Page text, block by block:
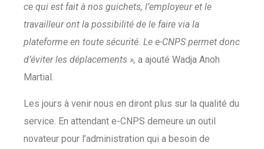
ce qui est fait à nos guichets, l’employeur et le
travailleur ont la possibilité de le faire via la
plateforme en toute sécurité. Le e-CNPS permet donc
d’éviter les déplacements », a ajouté Wadja Anoh
Martial.
Les jours à venir nous en diront plus sur la qualité du
service. En attendant e-CNPS demeure un outil
novateur pour l’administration qui a besoin de